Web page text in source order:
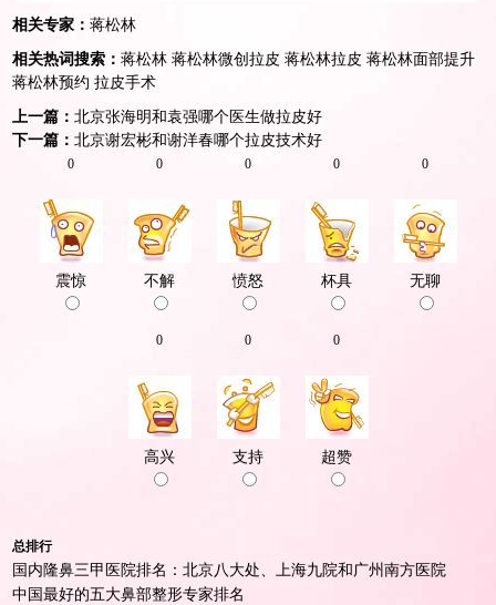
相关专家：蒋松林
相关热词搜索：蒋松林 蒋松林微创拉皮 蒋松林拉皮 蒋松林面部提升
蒋松林预约 拉皮手术
上一篇：北京张海明和袁强哪个医生做拉皮好
下一篇：北京谢宏彬和谢洋春哪个拉皮技术好
0
震惊
0
不解
0
愤怒
0
杯具
0
无聊
0
高兴
0
支持
0
超赞
总排行
国内隆鼻三甲医院排名：北京八大处、上海九院和广州南方医院
中国最好的五大鼻部整形专家排名